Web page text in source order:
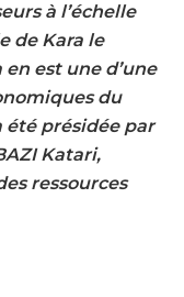
à l’échelle
de Kara le
en est une d’une
du
été présidée par
Katari,
ressources